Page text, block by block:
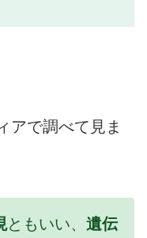
アで調べて見ま
ともいい、 遺伝